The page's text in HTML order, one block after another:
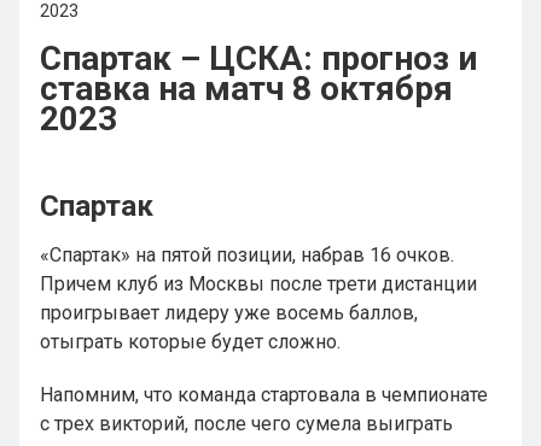
2023
Спартак – ЦСКА: прогноз и
ставка на матч 8 октября
2023
Спартак
«Спартак» на пятой позиции, набрав 16 очков.
Причем клуб из Москвы после трети дистанции
проигрывает лидеру уже восемь баллов,
отыграть которые будет сложно.
Напомним, что команда стартовала в чемпионате
с трех викторий, после чего сумела выиграть